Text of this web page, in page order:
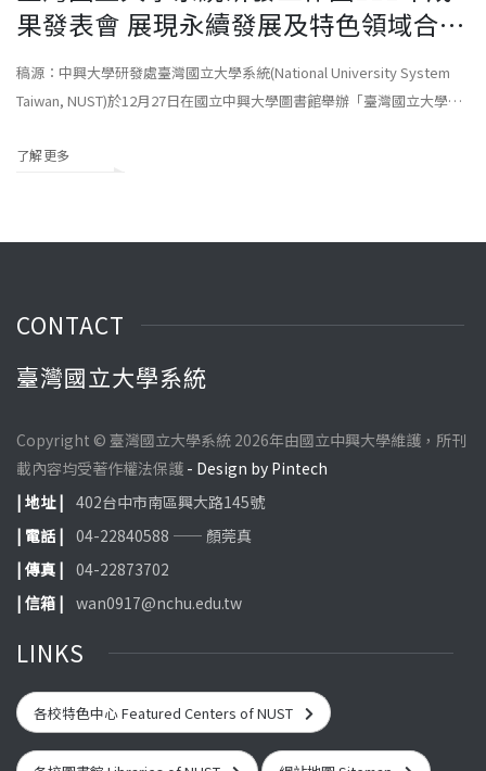
果發表會 展現永續發展及特色領域合作
成果
稿源：中興大學研發處臺灣國立大學系統(National University System
Taiwan, NUST)於12月27日在國立中興大學圖書館舉辦「臺灣國立大學系
了解更多
CONTACT
臺灣國立大學系統
Copyright © 臺灣國立大學系統 2026年由國立中興大學維護，所刊
載內容均受著作權法保護 - Design by Pintech
| 地址 | 402台中市南區興大路145號
| 電話 | 04-22840588 —— 顏莞真
| 傳真 | 04-22873702
| 信箱 | wan0917@nchu.edu.tw
LINKS
各校特色中心 Featured Centers of NUST